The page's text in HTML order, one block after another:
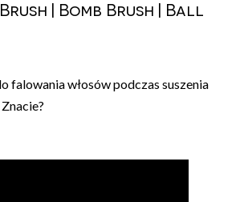
| Bomb Brush | Ball
falowania włosów podczas suszenia